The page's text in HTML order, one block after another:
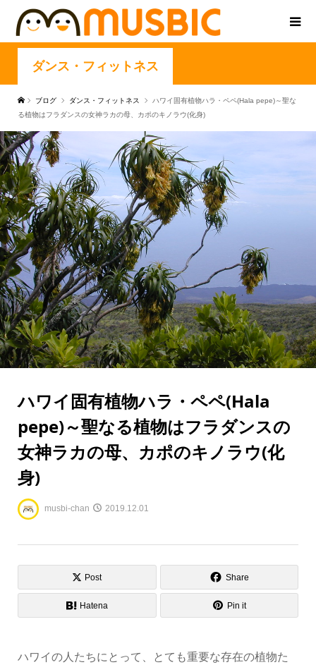
ダンス・フィットネス
ブログ ダンス・フィットネス
ハワイ固有植物ハラ・ペペ(Hala pepe)～聖な
る植物はフラダンスの女神ラカの母、カポのキノラウ(化身)
ハワイ固有植物ハラ・ペペ(Hala
pepe)～聖なる植物はフラダンスの
女神ラカの母、カポのキノラウ(化
身)
musbi-chan 2019.12.01
Post Share
Hatena Pin it
ハワイの人たちにとって、とても重要な存在の植物た